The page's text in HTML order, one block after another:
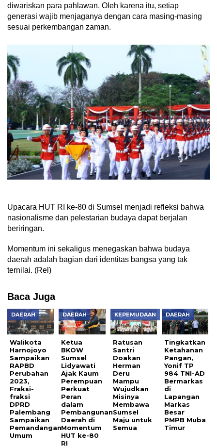
diwariskan para pahlawan. Oleh karena itu, setiap
generasi wajib menjaganya dengan cara masing-masing
sesuai perkembangan zaman.
Upacara HUT RI ke-80 di Sumsel menjadi refleksi bahwa
nasionalisme dan pelestarian budaya dapat berjalan
beriringan.
Momentum ini sekaligus menegaskan bahwa budaya
daerah adalah bagian dari identitas bangsa yang tak
ternilai. (Rel)
Baca Juga
DAERAH
Walikota
Harnojoyo
Sampaikan
RAPBD
Perubahan
2023,
Fraksi-
fraksi
DPRD
Palembang
Sampaikan
Pemandangan
Umum
DAERAH
Ketua
BKOW
Sumsel
Lidyawati
Ajak Kaum
Perempuan
Perkuat
Peran
dalam
Pembangunan
Daerah di
Momentum
HUT ke-80
RI
KEPEMUDAAN
Ratusan
Santri
Doakan
Herman
Deru
Mampu
Wujudkan
Misinya
Membawa
Sumsel
Maju untuk
Semua
DAERAH
Tingkatkan
Ketahanan
Pangan,
Yonif TP
984 TNI-AD
Bermarkas
di
Lapangan
Markas
Besar
PMPB Muba
Timur